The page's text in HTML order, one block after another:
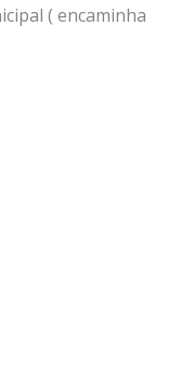
( encaminha